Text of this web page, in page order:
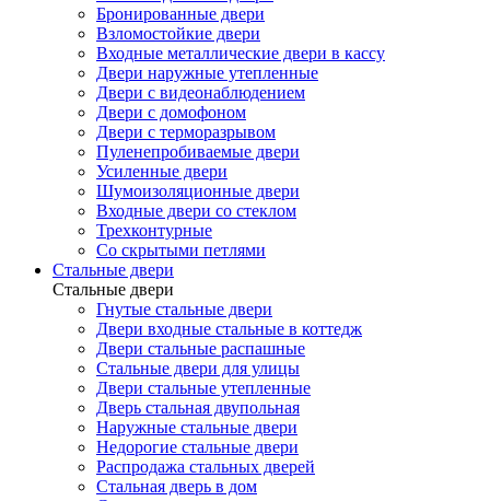
Бронированные двери
Взломостойкие двери
Входные металлические двери в кассу
Двери наружные утепленные
Двери с видеонаблюдением
Двери с домофоном
Двери с терморазрывом
Пуленепробиваемые двери
Усиленные двери
Шумоизоляционные двери
Входные двери со стеклом
Трехконтурные
Со скрытыми петлями
Стальные двери
Стальные двери
Гнутые стальные двери
Двери входные стальные в коттедж
Двери стальные распашные
Стальные двери для улицы
Двери стальные утепленные
Дверь стальная двупольная
Наружные стальные двери
Недорогие стальные двери
Распродажа стальных дверей
Стальная дверь в дом